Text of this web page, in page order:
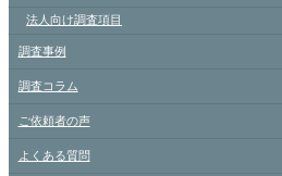
法人向け調査項目
調査事例
調査コラム
ご依頼者の声
よくある質問